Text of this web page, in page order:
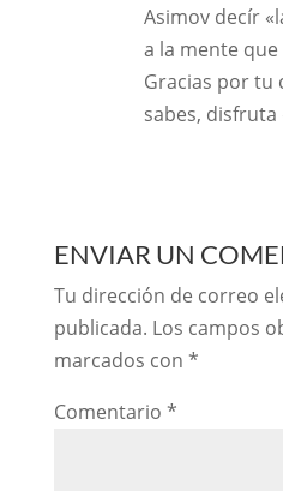
Asimov decír
a la mente
Gracias por tu
sabes,
ENVIAR UN
Tu dirección de correo
publicada. Los campos
marcados con *
Comentario *